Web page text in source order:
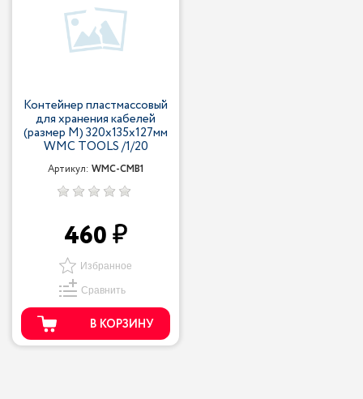
Контейнер пластмассовый
для хранения кабелей
(размер M) 320x135x127мм
WMC TOOLS /1/20
Артикул: WMC-CMB1
460
Избранное
Сравнить
В КОРЗИНУ